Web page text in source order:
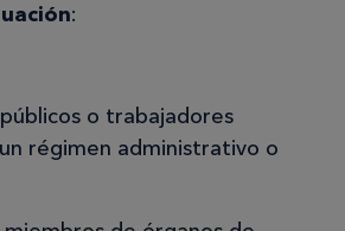
:
o trabajadores
régimen administrativo o